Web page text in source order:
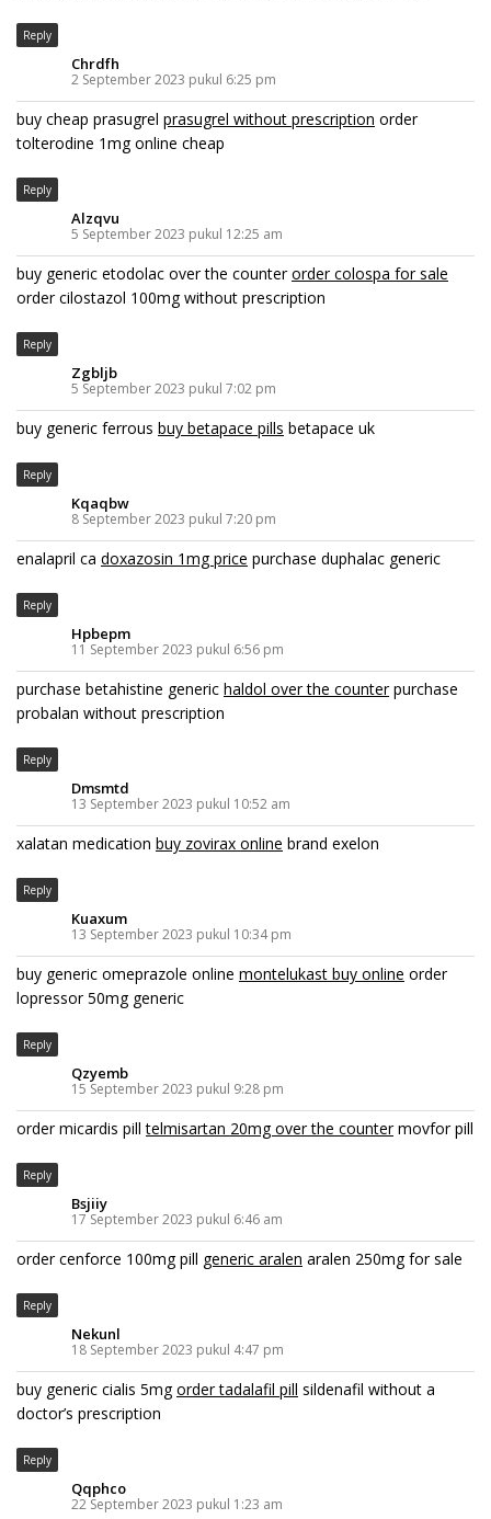
Reply
Chrdfh
2 September 2023 pukul 6:25 pm
buy cheap prasugrel prasugrel without prescription order
tolterodine 1mg online cheap
Reply
Alzqvu
5 September 2023 pukul 12:25 am
buy generic etodolac over the counterorder colospa for sale
order cilostazol 100mg without prescription
Reply
Zgbljb
5 September 2023 pukul 7:02 pm
buy generic ferrous buy betapace pills betapace uk
Reply
Kqaqbw
8 September 2023 pukul 7:20 pm
enalapril ca doxazosin 1mg price purchase duphalac generic
Reply
Hpbepm
11 September 2023 pukul 6:56 pm
purchase betahistine generic haldol over the counterpurchase
probalan without prescription
Reply
Dmsmtd
13 September 2023 pukul 10:52 am
xalatan medication buy zovirax online brand exelon
Reply
Kuaxum
13 September 2023 pukul 10:34 pm
buy generic omeprazole online montelukast buy online order
lopressor 50mg generic
Reply
Qzyemb
15 September 2023 pukul 9:28 pm
order micardis pilltelmisartan 20mg over the countermovfor pill
Reply
Bsjiiy
17 September 2023 pukul 6:46 am
order cenforce 100mg pill generic aralen aralen 250mg for sale
Reply
Nekunl
18 September 2023 pukul 4:47 pm
buy generic cialis 5mgorder tadalafil pill sildenafil without a
doctor’s prescription
Reply
Qqphco
22 September 2023 pukul 1:23 am